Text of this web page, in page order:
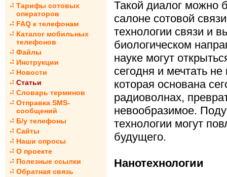
Тарифы сотовых
операторов
FAQ к телефонам
Каталог мобильных
телефонов
Файлы
Инструкции
Новости
Статьи
Словарь терминов
Отправка SMS-
сообщений
Б/у телефоны
Сайты
Наши опросы
О проекте
Полезные ссылки
Обратная связь
Такой диалог можно
салоне сотовой
технологии связи и
биологическом
науке могут
сегодня и мечтать
которая основана
радиоволнах,
невообразимое.
технологии могут
будущего.
Нанотехнологии